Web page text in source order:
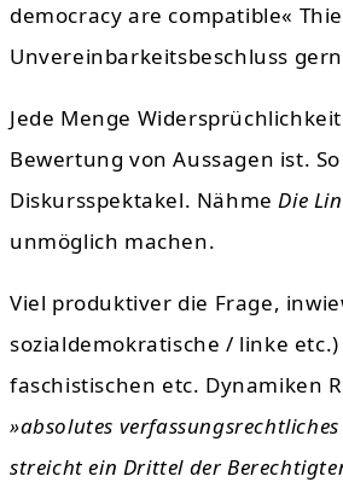
democracy are compatible«
Unvereinbarkeitsbeschluss
Jede Menge
Bewertung von Aussagen ist.
Diskursspektakel. NähmeDie
unmöglich machen.
Viel produktiver die Frage,
sozialdemokratische / linke
faschistischen etc. Dynamiken
»absolutes
streicht ein Drittel der